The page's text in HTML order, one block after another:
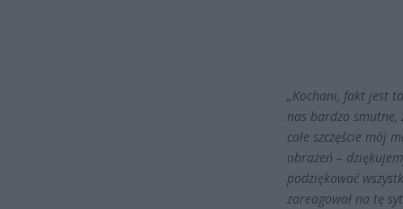
„Kochani, fakt jest
nas bardzo smutne,
całe szczęście mój
obrażeń –
podziękować
zareagował na tę